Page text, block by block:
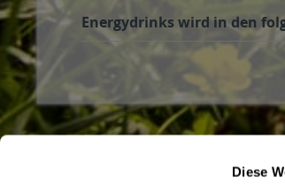
Diese
Energydrinks wird in den